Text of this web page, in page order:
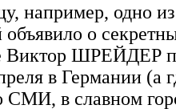
например, одно
о
Виктор ШРЕЙДЕР
в Германии (а
СМИ, в славном